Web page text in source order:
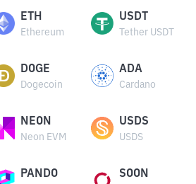
ETH
Ethereum
USDT
Tether USDT
DOGE
Dogecoin
ADA
Cardano
NEON
Neon EVM
USDS
USDS
PANDO SOON